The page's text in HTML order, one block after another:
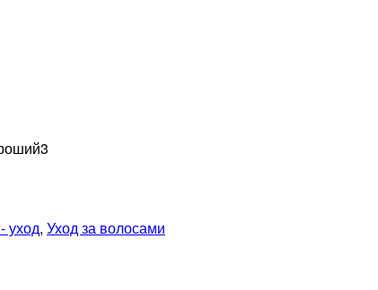
3
уход, Уход за волосами